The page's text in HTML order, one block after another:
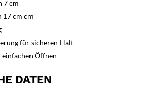
7 cm
17 cm cm
für sicheren Halt
Öffnen
DATEN